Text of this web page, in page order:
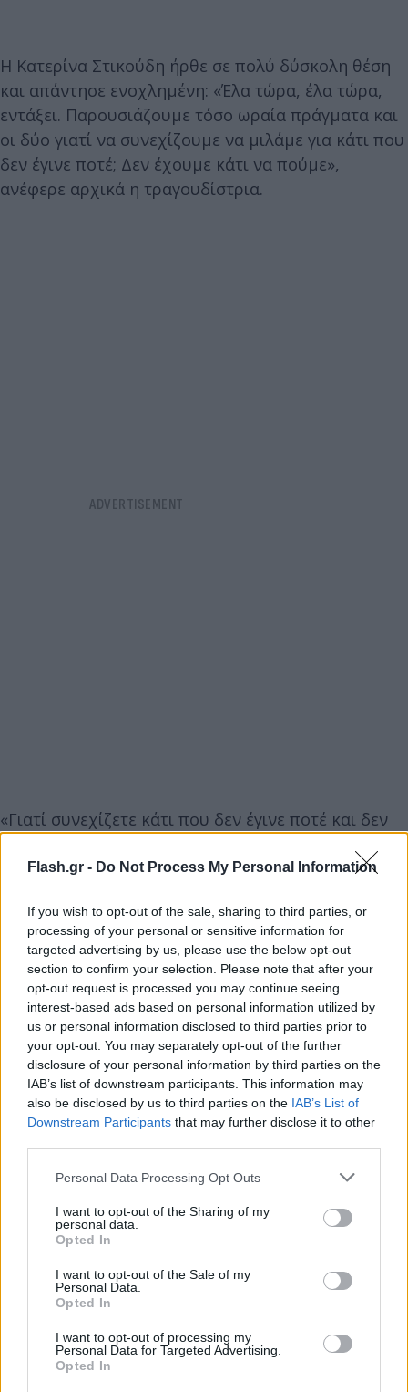
Flash.gr - Do Not Process My Personal Information
If you wish to opt-out of the sale, sharing to third parties, or
processing of your personal or sensitive information for
targeted advertising by us, please use the below opt-out
section to confirm your selection. Please note that after your
opt-out request is processed you may continue seeing
interest-based ads based on personal information utilized by
us or personal information disclosed to third parties prior to
your opt-out. You may separately opt-out of the further
disclosure of your personal information by third parties on the
IAB’s list of downstream participants. This information may
also be disclosed by us to third parties on the IAB’s List of
Downstream Participants that may further disclose it to other
Please note that this website/app uses one or more Google
not limited to your visit or usage behaviour. You may click to
grant or deny consent to Google and its third-party tags to
use your data for below specified purposes in below Google
consent section.
Personal Data Processing Opt Outs
I want to opt-out of the Sharing of my
personal data.
Opted In
I want to opt-out of the Sale of my
Personal Data.
Opted In
I want to opt-out of processing my
Personal Data for Targeted Advertising.
Opted In
Η Κατερίνα Στικούδη ήρθε σε πολύ δύσκολη θέση
και απάντησε ενοχλημένη: «Έλα τώρα, έλα τώρα,
εντάξει. Παρουσιάζουμε τόσο ωραία πράγματα και
οι δύο γιατί να συνεχίζουμε να μιλάμε για κάτι που
δεν έγινε ποτέ; Δεν έχουμε κάτι να πούμε»,
ανέφερε αρχικά η τραγουδίστρια.
«Γιατί συνεχίζετε κάτι που δεν έγινε ποτέ και δεν
παρουσιάζουμε και οι δύο. Λες και συμβαίνει
το συζητάμε», κατέληξε η Κατερίνα Στικούδη.
Yπήρξαν πληροφορίες, ότι η τραγουδίστρια θα
παρουσίαζε ψυχαγωγική εκπομπή μαζί με την
Αλεξάνδρα Παναγιώταρου. Η ιδέα είχε πάει στον
ΑΝΤ1 από εταιρεία παραγωγής, αλλά όπως φαίνεται
δεν έπεισε τους υπεύθυνους στο κανάλι του
Αμαρουσίου.